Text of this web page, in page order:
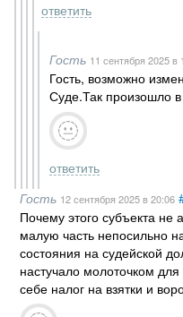
ответить
Гость 11 сентября 2025в
Гость, возможно
Суде.Так произошло в
ответить
Гость 12 сентября 2025в 20:06
Почему этого субъекта не
малую часть непосильно
состояния на судейской
настучало молоточком
себе налог на взятки и